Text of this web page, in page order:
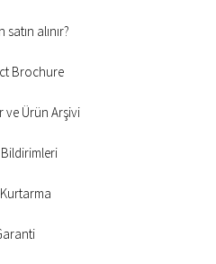
satın alınır?
Brochure
ve Ürün Arşivi